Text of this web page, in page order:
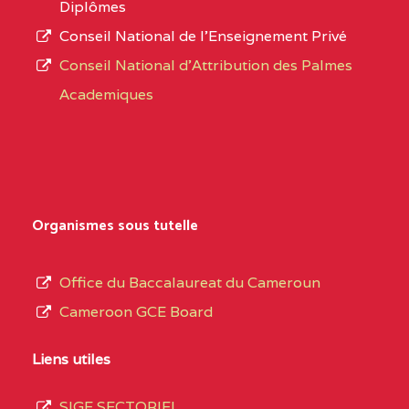
CENTRE
COLLEGE PRIVE
CENTRE
COLLEGE PRIVE LAIC
SAINT MICHEL
L’offre
d’éducation
de
du
Diplômes
Conseil National de l’Enseignement Privé
Conseil National d'Attribution des Palmes
Academiques
Organismes sous tutelle
Office du Baccalaureat du Cameroun
Cameroon GCE Board
Liens utiles